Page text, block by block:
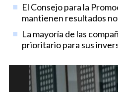
El Consejo para la
mantienen resultados
La mayoría de las
prioritario para sus